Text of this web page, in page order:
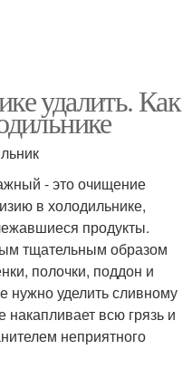
удалить. Как
- это очищение
в холодильнике,
продукты.
тщательным образом
полочки, поддон и
нужно уделить сливному
всю грязь и
неприятного